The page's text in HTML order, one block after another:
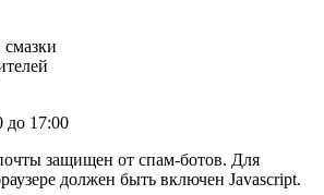
до 17:00
защищен от спам-ботов. Для
должен быть включен Javascript.